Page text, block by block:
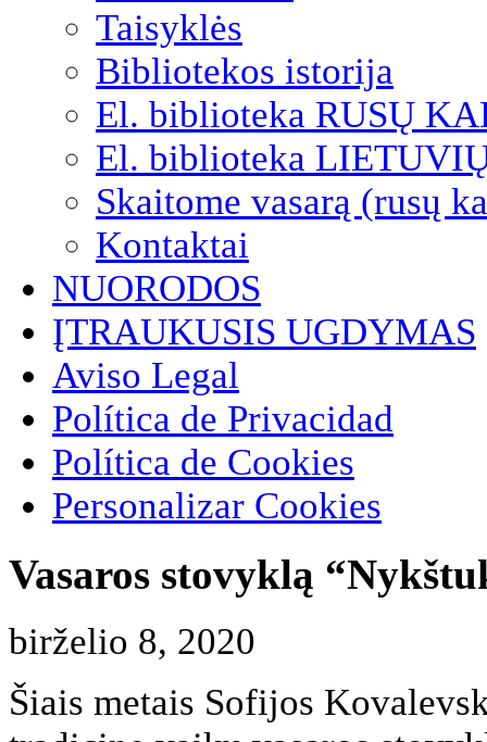
Taisyklės
Bibliotekos istorija
El. biblioteka RUSŲ
El. biblioteka
Skaitome vasarą (rusų
Kontaktai
NUORODOS
ĮTRAUKUSIS UGDYMAS
Aviso Legal
Política de Privacidad
Política de Cookies
Personalizar Cookies
Vasaros stovyklą
birželio 8, 2020
Šiais metais Sofijos